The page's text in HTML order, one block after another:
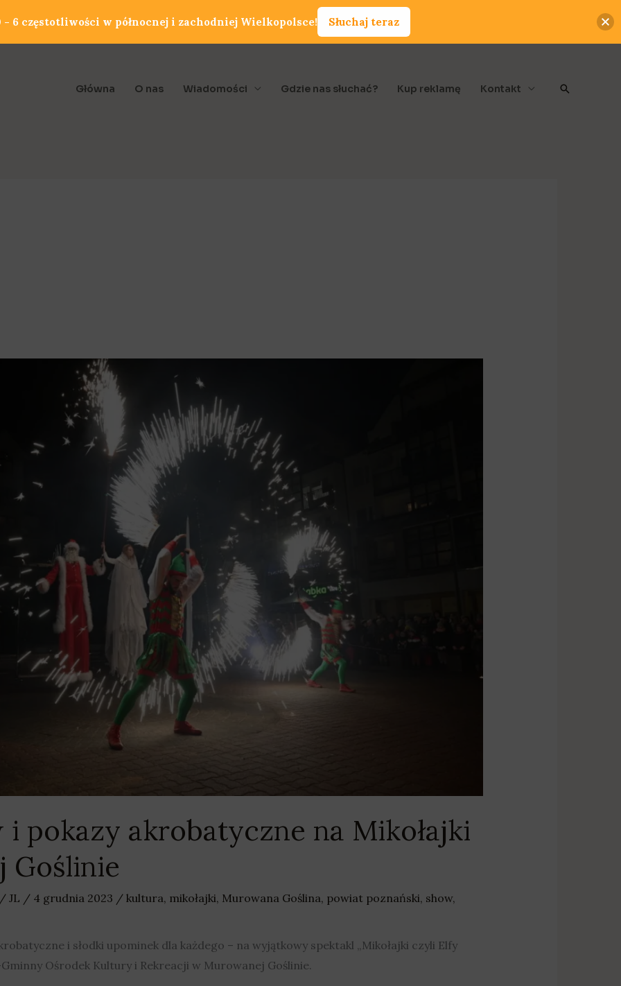
Główna O nas Wiadomości Gdzie nas słuchać? Kup reklamę Kontakt Szukaj
i pokazy akrobatyczne na Mikołajki
Goślinie
JL / 4 grudnia 2023 / kultura, mikołajki, Murowana Goślina, powiat poznański, show,
i słodki upominek dla każdego – na wyjątkowy spektakl „Mikołajki czyli Elfy
Ośrodek Kultury i Rekreacji w Murowanej Goślinie.
6 częstotliwości w północnej i zachodniej Wielkopolsce! Słuchaj teraz